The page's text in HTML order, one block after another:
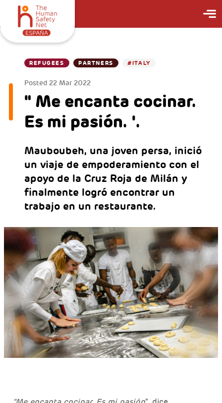
REFUGEES PARTNERS #ITALY
Posted 22 Mar 2022
" Me encanta cocinar.
Es mi pasión. '.
Mauboubeh, una joven persa, inició
un viaje de empoderamiento con el
apoyo de la Cruz Roja de Milán y
finalmente logró encontrar un
trabajo en un restaurante.